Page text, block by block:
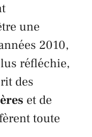
une
2010,
réfléchie,
des
et de
toute